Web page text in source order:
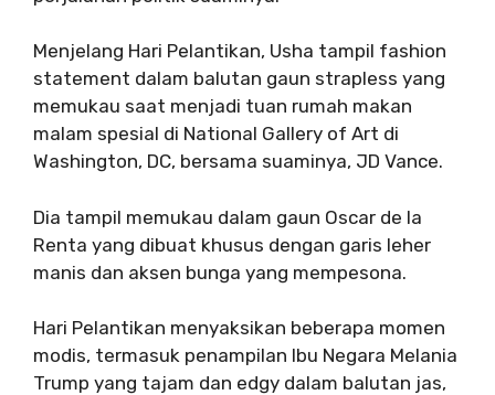
Menjelang Hari Pelantikan, Usha tampil fashion
statement dalam balutan gaun strapless yang
memukau saat menjadi tuan rumah makan
malam spesial di National Gallery of Art di
Washington, DC, bersama suaminya, JD Vance.
Dia tampil memukau dalam gaun Oscar de la
Renta yang dibuat khusus dengan garis leher
manis dan aksen bunga yang mempesona.
Hari Pelantikan menyaksikan beberapa momen
modis, termasuk penampilan Ibu Negara Melania
Trump yang tajam dan edgy dalam balutan jas,